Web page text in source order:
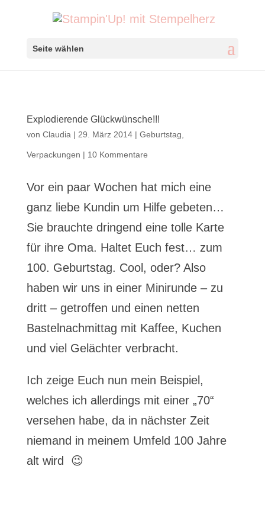
Seite wählen
Explodierende Glückwünsche!!!
von Claudia | 29. März 2014| Geburtstag
Verpackungen | 10 Kommentare
Vor ein paar Wochen hat mich eine
ganz liebe Kundin um Hilfe gebeten…
Sie brauchte dringend eine tolle Karte
für ihre Oma. Haltet Euch fest… zum
100. Geburtstag. Cool, oder? Also
haben wir uns in einer Minirunde – zu
dritt – getroffen und einen netten
Bastelnachmittag mit Kaffee, Kuchen
und viel Gelächter verbracht.
Ich zeige Euch nun mein Beispiel,
welches ich allerdings mit einer „70“
versehen habe, da in nächster Zeit
niemand in meinem Umfeld 100 Jahre
alt wird 😉